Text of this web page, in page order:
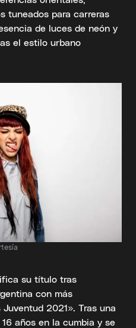
tuneados para carreras
de luces de neón y
el estilo urbano
su título tras
con más
2021». Tras una
años en la cumbia y se